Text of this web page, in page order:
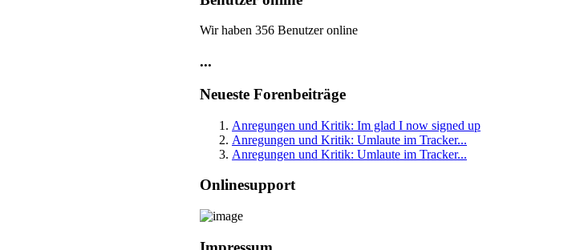
Wir haben 356 Benutzer online
...
Neueste Forenbeiträge
Anregungen und Kritik: Im glad I now signed up
Anregungen und Kritik: Umlaute im Tracker...
Anregungen und Kritik: Umlaute im Tracker...
Onlinesupport